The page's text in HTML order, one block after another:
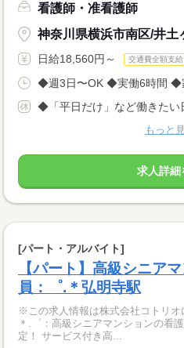
看護師・准看護師
神奈川県横浜市南区/井土
日給18,560円～ 交通費全額支給
◆週3日〜OK ◆実働6時間 ◆
◆「平日だけ」など働きたい
もっと
求人詳細
[パート・アルバイト]
【パート】高級シニア
員：゜.＊弘明寺駅
※この求人情報は株式会社コトリオ
＊.゜：高級シニアマンションの看護職員：゜.＊
定！ サービス付き高...